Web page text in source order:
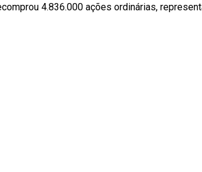
4.836.000 ações ordinárias,